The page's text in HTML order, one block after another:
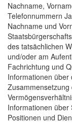
Nachname,
Telefonnummern
Nachname und
des tatsächlichen
und/oder am
Fachrichtung und
Informationen
Informationen
Positionen und